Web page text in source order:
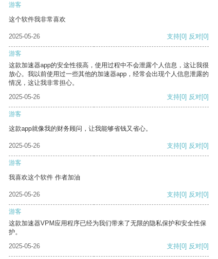
游客
这个软件我非常喜欢
2025-05-26 支持[0] 反对[0]
游客
这款加速器app的安全性很高，使用过程中不会泄露个人信息，这让我很
放心。我以前使用过一些其他的加速器app，经常会出现个人信息泄露的
情况，这让我非常担心。
2025-05-26
支持[0] 反对[0]
游客
这款app就像我的财务顾问，让我能够省钱又省心。
2025-05-26 支持[0] 反对[0]
游客
我喜欢这个软件 作者加油
2025-05-26 支持[0] 反对[0]
游客
这款加速器VPM应用程序已经为我们带来了无限的隐私保护和安全性保
护。
2025-05-26
支持[0] 反对[0]